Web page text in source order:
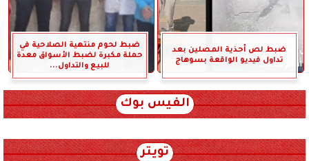
ضبط لص أحذية المصلين بعد
تداول فيديو الواقعة بسوهاج
ضبط لحوم منتهية الصلاحية في
حملة مكبرة لضبط الأسواق معدة
للبيع والتداول...
الفيس بوك
تويتر